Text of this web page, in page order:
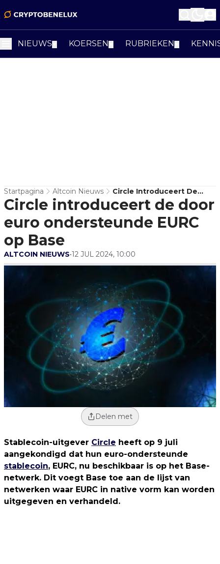
NIEUWS KOERSEN RUBRIEKEN
Startpagina Altcoin Nieuws
Circle Introduceert De
Door Euro Ondersteunde
EURC Op Base
Circle introduceert de door
euro ondersteunde EURC
op Base
ALTCOIN NIEUWS•12 JUL 2024, 10:00
Delen met
Stablecoin-uitgever Circle heeft op 9 juli
aangekondigd dat hun euro-ondersteunde
stablecoin, EURC, nu beschikbaar is op het Base-
netwerk. Dit voegt Base toe aan de lijst van
netwerken waar EURC in native vorm kan worden
uitgegeven en verhandeld.